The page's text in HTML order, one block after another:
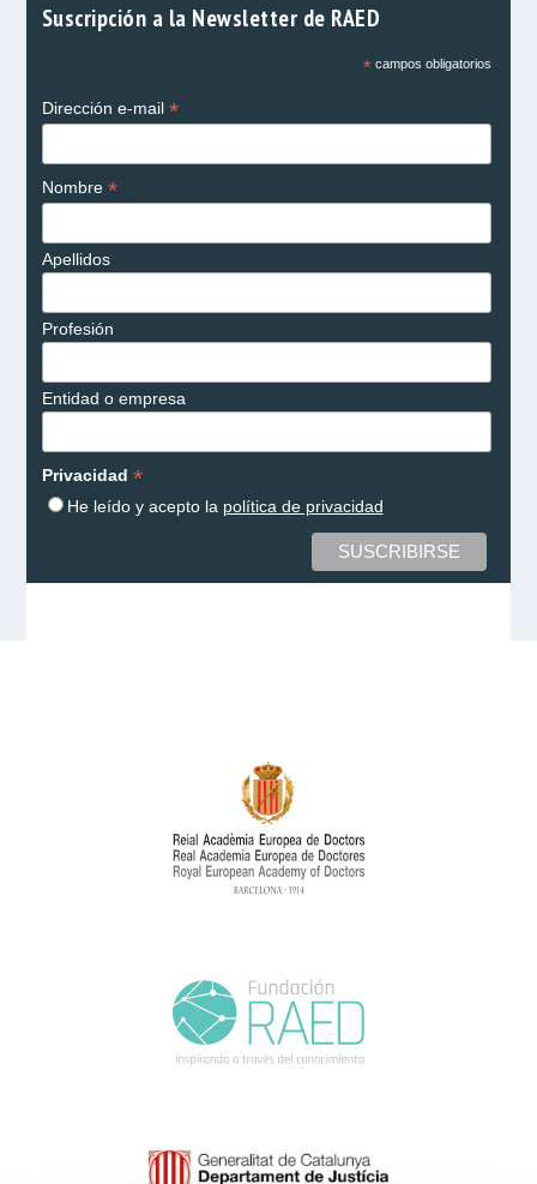
Suscripción a la Newsletter de RAED
*campos obligatorios
Dirección e-mail *
Nombre *
Apellidos
Profesión
Entidad o empresa
Privacidad *
He leído y acepto la política de privacidad